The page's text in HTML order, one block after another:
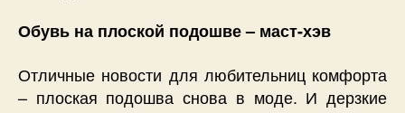
Обувь на плоской подошве – маст-хэв
Отличные новости для любительниц комфорта
– плоская подошва снова в моде. И дерзкие